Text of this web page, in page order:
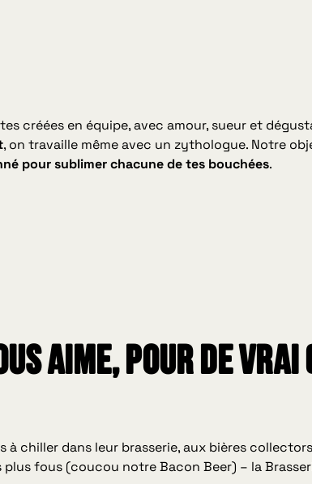
créées en équipe, avec amour, sueur et
, on travaille même avec un zythologue. Notre
pour sublimer chacune de tes bouchées.
aime, pour de vrai
à chiller dans leur brasserie, aux bières
fous (coucou notre Bacon Beer) – la